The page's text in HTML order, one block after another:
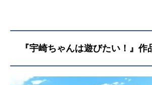
『宇崎ちゃんは遊びたい！』作